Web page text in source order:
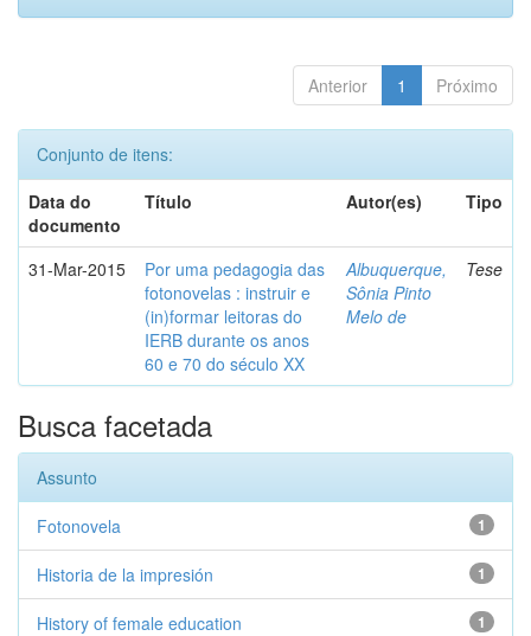
Anterior 1 Próximo
Conjunto de itens:
Data do
documento
Título Autor(es) Tipo
31-Mar-2015
Por uma pedagogia das
fotonovelas : instruir e
(in)formar leitoras do
IERB durante os anos
60 e 70 do século XX
Albuquerque,
Sônia Pinto
Melo de
Tese
Busca facetada
Assunto
1
Fotonovela
1
Historia de la impresión
1
History of female education